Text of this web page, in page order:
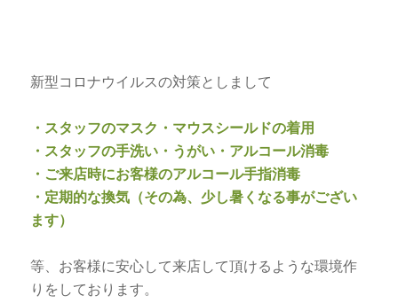
新型コロナウイルスの対策としまして
・スタッフのマスク・マウスシールドの着用
・スタッフの手洗い・うがい・アルコール消毒
・ご来店時にお客様のアルコール手指消毒
・定期的な換気（その為、少し暑くなる事がござい
ます）
等、お客様に安心して来店して頂けるような環境作
りをしております。